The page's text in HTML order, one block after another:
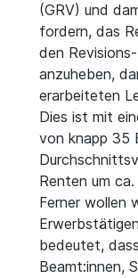
(GRV) und
fordern, das
den
anzuheben,
erarbeiteten
Dies ist mit
von knapp 35
Renten um
Ferner wollen
bedeutet,
Beamt:innen,